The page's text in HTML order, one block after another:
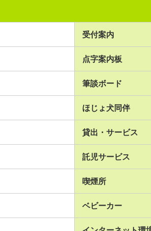
受付案内
点字案内板
筆談ボード
ほじょ犬同伴
貸出・サービス
託児サービス
喫煙所
ベビーカー